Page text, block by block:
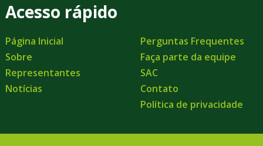
Acesso rápido
Página Inicial
Sobre
Representantes
Notícias
Perguntas Frequentes
Faça parte da equipe
SAC
Contato
Política de privacidade